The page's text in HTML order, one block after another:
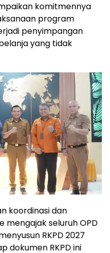
komitmennya
program
penyimpangan
yang tidak
koordinasi dan
mengajak seluruh OPD
RKPD 2027
dokumen RKPD ini